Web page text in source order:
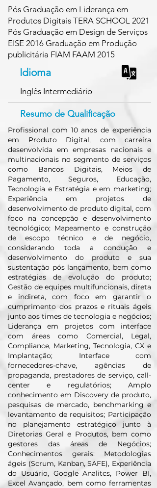
Pós Graduação em Liderança em
Produtos Digitais TERA SCHOOL 2021
Pós Graduação em Design de Serviços
EISE 2016 Graduação em Produção
publicitária FIAM FAAM 2015
Idioma
Inglês Intermediário
Resumo de Qualificação
Profissional com 10 anos de experiência
em Produto Digital, com carreira
desenvolvida em empresas nacionais e
multinacionais no segmento de serviços
como Bancos Digitais, Meios de
Pagamento, Seguros, Educação,
Tecnologia e Estratégia e em marketing;
Experiência em projetos de
desenvolvimento de produto digital, com
foco na concepção e desenvolvimento
tecnológico; Mapeamento e construção
de escopo técnico e de negócio,
considerando toda a condução e
desenvolvimento do produto e sua
sustentação pós lançamento, bem como
estratégias de evolução do produto;
Gestão de equipes multifuncionais, direta
e indireta, com foco em garantir o
cumprimento dos prazos e rituais ágeis
junto aos times de tecnologia e negócios;
Liderança em projetos com interface
com áreas como Comercial, Legal,
Compliance, Marketing, Tecnologia, CX e
Implantação; Interface com
fornecedores-chave, agências de
propaganda, prestadores de serviço, call-
center e regulatórios; Amplo
conhecimento em Discovery de produto,
pesquisas de mercado, benchmarking e
levantamento de requisitos; Participação
no planejamento estratégico junto à
Diretorias Geral e Produtos, bem como
gestores das áreas de Negócios;
Conhecimentos gerais: Metodologias
ágeis (Scrum, Kanban, SAFE), Experiência
do Usuário, Google Analitcs, Power BI,
Excel Avançado, bem como ferramentas